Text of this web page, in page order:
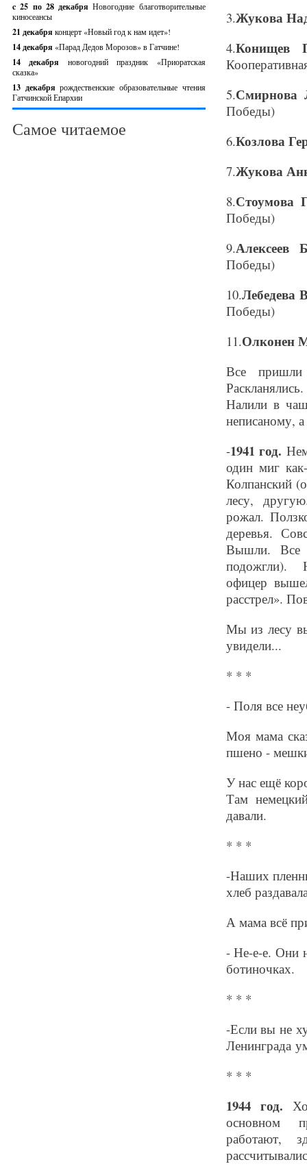
c 25 по 28 декабряНовогодние благотворительные
киносеансы
21 декабря концерт «Новый год к нам идет»!
14 декабря «Парад Дедов Морозов» в Гатчине!
14 декабря новогодний праздник «Приоратская
сказка»
13 декабрярождественские образовательные чтения
Гатчинской Епархии
Самое читаемое
3.Жукова
4.Конищев
5.Смирнова
Победы)
6.Козлова
7.Жукова
8.Стоумова
Победы)
9.Алексеев
Победы)
10.Лебедева
Победы)
11.Олконен
Все
Налили в
неписаному,
-1941 год.
один миг
Колпанский
лесу,
рожал.
деревья.
Вышли. Все
офицер
расстрел».
Мы из лесу
увидели...
* * *
- Поля все
Моя мама
пшено -
У нас ещё
Там
давали.
* * *
-Наших
хлеб
А мама всё
- Не-е-е. Они
ботиночках.
* * *
-Если вы не
Ленинграда
* * *
1944 год.
основном
работают,